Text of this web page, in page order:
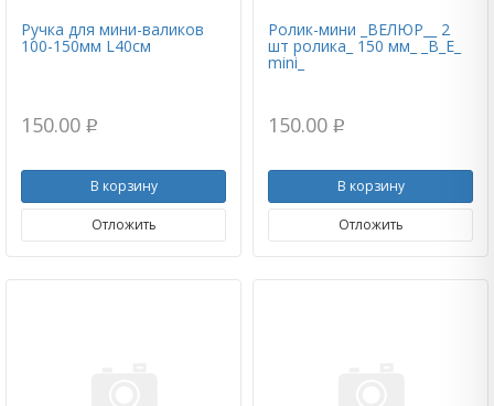
Ручка для мини-валиков
100-150мм L40см
150.00 p
В корзину
Отложить
Ролик-мини _ВЕЛЮР__ 2
шт ролика_ 150 мм_ _В_Е_
mini_
150.00 p
В корзину
Отложить